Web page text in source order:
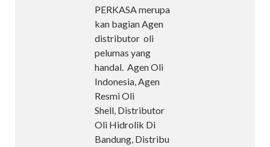
PERKASA merupa
kan bagian Agen
distributor oli
pelumas yang
handal. Agen Oli
Indonesia, Agen
Resmi Oli
Shell, Distributor
Oli Hidrolik Di
Bandung, Distribu